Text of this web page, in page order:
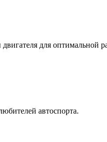
для оптимальной
автоспорта.